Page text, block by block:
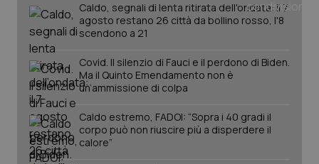
Caldo, segnali di lenta ritirata dell'ondata: il 7
agosto restano 26 città da bollino rosso, l'8
scendono a 21
Covid. Il silenzio di Fauci e il perdono di Biden.
Ma il Quinto Emendamento non è
un’ammissione di colpa
Caldo estremo, FADOI: “Sopra i 40 gradi il
corpo può non riuscire più a disperdere il
calore”